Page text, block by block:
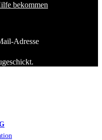
bekommen
Adresse